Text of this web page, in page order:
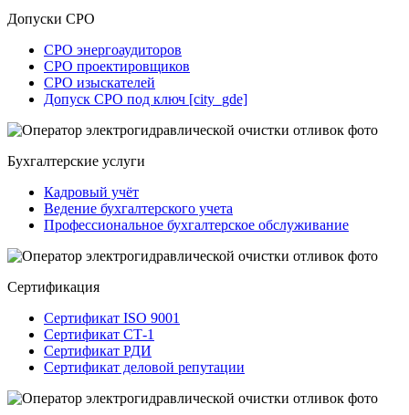
Допуски СРО
СРО энергоаудиторов
СРО проектировщиков
СРО изыскателей
Допуск СРО под ключ [city_gde]
Бухгалтерские услуги
Кадровый учёт
Ведение бухгалтерского учета
Профессиональное бухгалтерское обслуживание
Сертификация
Сертификат ISO 9001
Сертификат СТ-1
Сертификат РДИ
Сертификат деловой репутации